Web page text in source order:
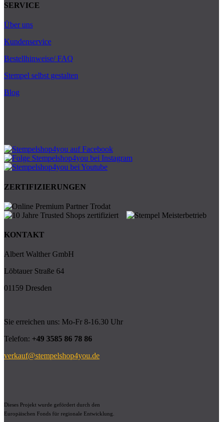
SERVICE
Über uns
Kundenservice
Bestellhinweise/ FAQ
Stempel selbst gestalten
Blog
ZERTIFIZIERUNGEN
KONTAKT
Albert Walther GmbH
Löbtauer Straße 64
01159 Dresden
Sie erreichen uns: Mo-Fr 8-16.30 Uhr
Telefon: +49 3585 86 78 86
verkauf@stempelshop4you.de
Dieses Projekt wurde gefördert durch den
Europäischen Fonds für regionale Entwicklung.